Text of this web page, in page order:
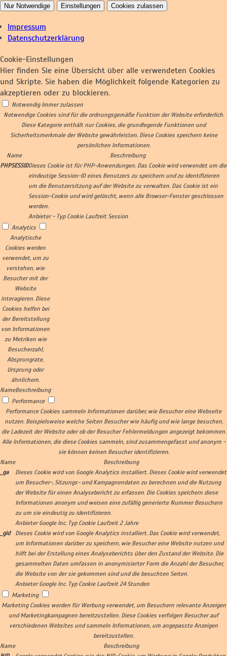
Nur Notwendige Einstellungen Cookies zulassen
Impressum
Datenschutzerklärung
Cookie-Einstellungen
Hier finden Sie eine Übersicht über alle verwendeten Cookies
und Skripte. Sie haben die Möglichkeit folgende Kategorien zu
akzeptieren oder zu blockieren.
Notwendig Immer zulassen
Notwendige Cookies sind für die ordnungsgemäße Funktion der Website erforderlich.
Diese Kategorie enthält nur Cookies, die grundlegende Funktionen und
Sicherheitsmerkmale der Website gewährleisten. Diese Cookies speichern keine
persönlichen Informationen.
Name
Beschreibung
PHPSESSIDDieses Cookie ist für PHP-Anwendungen. Das Cookie wird verwendet um die
eindeutige Session-ID eines Benutzers zu speichern und zu identifizieren
um die Benutzersitzung auf der Website zu verwalten. Das Cookie ist ein
Session-Cookie und wird gelöscht, wenn alle Browser-Fenster geschlossen
werden.
Anbieter - Typ Cookie Laufzeit Session
Analytics
Analytische
Cookies werden
verwendet, um zu
verstehen, wie
Besucher mit der
Website
interagieren. Diese
Cookies helfen bei
der Bereitstellung
von Informationen
zu Metriken wie
Besucherzahl,
Absprungrate,
Ursprung oder
ähnlichem.
NameBeschreibung
Performance
Performance Cookies sammeln Informationen darüber, wie Besucher eine Webseite
nutzen. Beispielsweise welche Seiten Besucher wie häufig und wie lange besuchen,
die Ladezeit der Website oder ob der Besucher Fehlermeldungen angezeigt bekommen.
Alle Informationen, die diese Cookies sammeln, sind zusammengefasst und anonym -
sie können keinen Besucher identifizieren.
Name
Beschreibung
_ga
Dieses Cookie wird von Google Analytics installiert. Dieses Cookie wird verwendet
um Besucher-, Sitzungs- und Kampagnendaten zu berechnen und die Nutzung
der Website für einen Analysebericht zu erfassen. Die Cookies speichern diese
Informationen anonym und weisen eine zufällig generierte Nummer Besuchern
zu um sie eindeutig zu identifizieren.
Anbieter Google Inc. Typ Cookie Laufzeit 2 Jahre
_gid
Dieses Cookie wird von Google Analytics installiert. Das Cookie wird verwendet,
um Informationen darüber zu speichern, wie Besucher eine Website nutzen und
hilft bei der Erstellung eines Analyseberichts über den Zustand der Website. Die
gesammelten Daten umfassen in anonymisierter Form die Anzahl der Besucher,
die Website von der sie gekommen sind und die besuchten Seiten.
Anbieter Google Inc. Typ Cookie Laufzeit 24 Stunden
Marketing
Marketing Cookies werden für Werbung verwendet, um Besuchern relevante Anzeigen
und Marketingkampagnen bereitzustellen. Diese Cookies verfolgen Besucher auf
verschiedenen Websites und sammeln Informationen, um angepasste Anzeigen
bereitzustellen.
Name
Beschreibung